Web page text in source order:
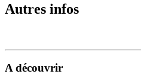
Autres infos
A découvrir